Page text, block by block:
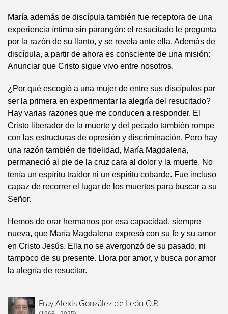
María además de discípula también fue receptora de una
experiencia íntima sin parangón: el resucitado le pregunta
por la razón de su llanto, y se revela ante ella. Además de
discípula, a partir de ahora es consciente de una misión:
Anunciar que Cristo sigue vivo entre nosotros.
¿Por qué escogió a una mujer de entre sus discípulos par
ser la primera en experimentar la alegría del resucitado?
Hay varias razones que me conducen a responder. El
Cristo liberador de la muerte y del pecado también rompe
con las estructuras de opresión y discriminación. Pero hay
una razón también de fidelidad, María Magdalena,
permaneció al pie de la cruz cara al dolor y la muerte. No
tenía un espíritu traidor ni un espíritu cobarde. Fue incluso
capaz de recorrer el lugar de los muertos para buscar a su
Señor.
Hemos de orar hermanos por esa capacidad, siempre
nueva, que María Magdalena expresó con su fe y su amor
en Cristo Jesús. Ella no se avergonzó de su pasado, ni
tampoco de su presente. Llora por amor, y busca por amor
la alegría de resucitar.
Fray Alexis González de León O.P.